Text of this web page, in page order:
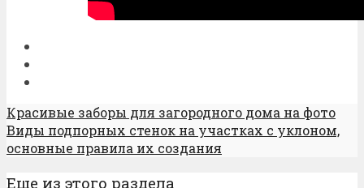
Красивые заборы для загородного дома на фото
Виды подпорных стенок на участках с уклоном,
основные правила их создания
Еще из этого раздела